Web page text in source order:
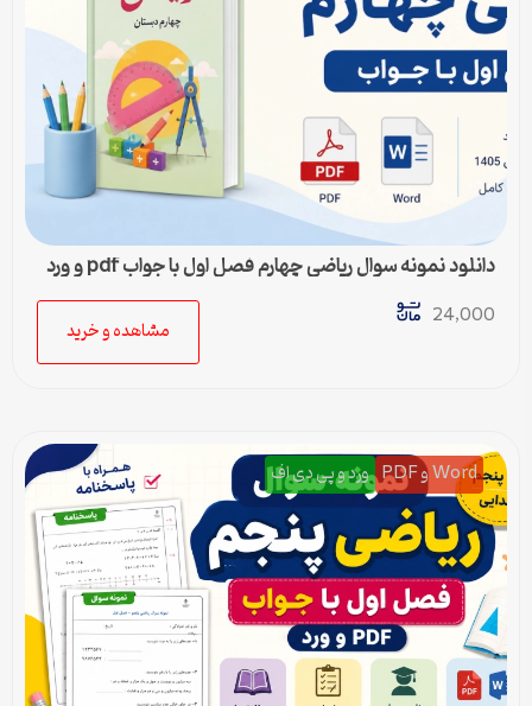
دانلود نمونه سوال ریاضی چهارم فصل اول با جواب pdf و ورد
24,000
مشاهده و خرید
Word و PDF ورد و پی دی اف